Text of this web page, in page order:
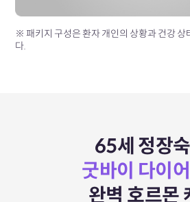
※ 패키지 구성은 환자 개인의 상황과 건강 상
다.
65세 정장
굿바이 다이
완벽 호르몬